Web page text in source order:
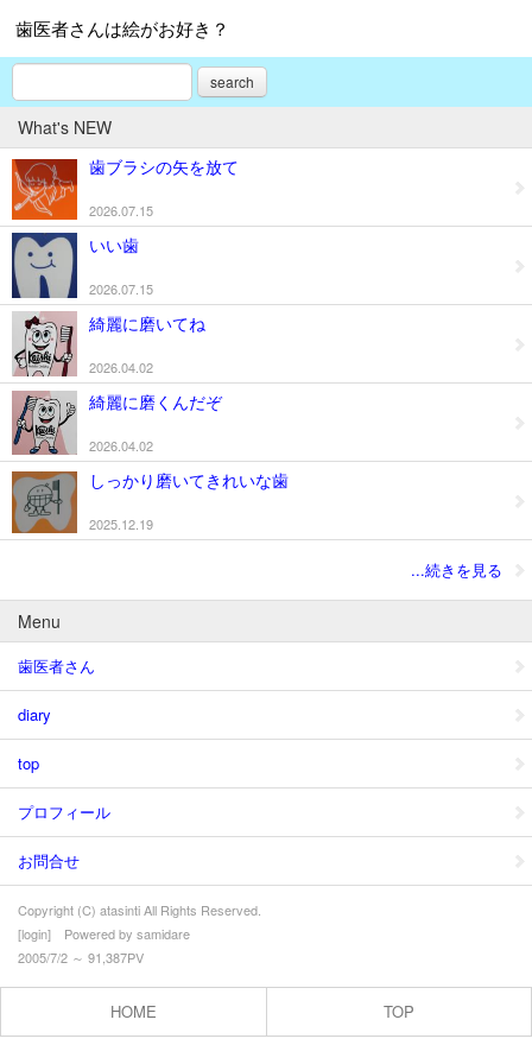
歯医者さんは絵がお好き？
search
What's NEW
歯ブラシの矢を放て
2026.07.15
いい歯
2026.07.15
綺麗に磨いてね
2026.04.02
綺麗に磨くんだぞ
2026.04.02
しっかり磨いてきれいな歯
2025.12.19
...続きを見る
Menu
歯医者さん
diary
top
プロフィール
お問合せ
Copyright (C) atasinti All Rights Reserved.
[login] Powered by samidare
2005/7/2 ～ 91,387PV
HOME TOP